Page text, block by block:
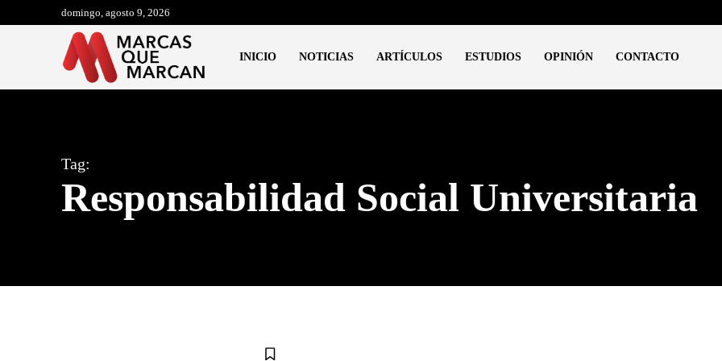
domingo, agosto 9, 2026
INICIO NOTICIAS ARTÍCULOS ESTUDIOS OPINIÓN CONTACTO
Tag:
Responsabilidad Social Universitaria